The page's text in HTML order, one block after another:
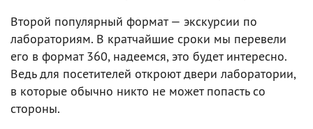
Второй популярный формат — экскурсии по
лабораториям. В кратчайшие сроки мы перевели
его в формат 360, надеемся, это будет интересно.
Ведь для посетителей откроют двери лаборатории,
в которые обычно никто не может попасть со
стороны.